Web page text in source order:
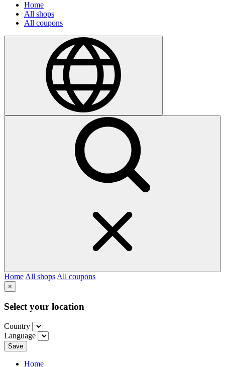
Home
All shops
All coupons
Home All shops All coupons
×
Select your location
Country
Language
Save
Home